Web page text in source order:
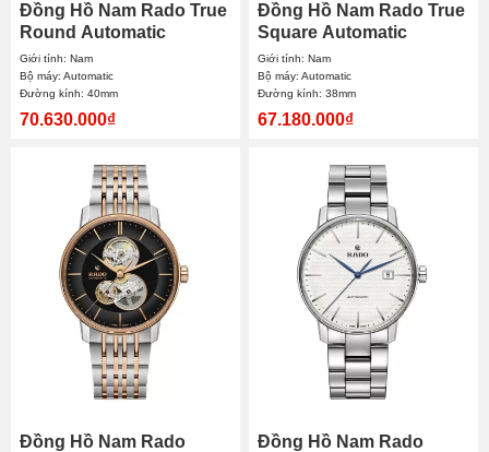
Đồng Hồ Nam Rado True
Round Automatic
R27106922 40mm
Giới tính: Nam
Bộ máy: Automatic
Đường kính: 40mm
70.630.000₫
Đồng Hồ Nam Rado True
Square Automatic
R27078172 38mm
Giới tính: Nam
Bộ máy: Automatic
Đường kính: 38mm
67.180.000₫
Đồng Hồ Nam Rado
Đồng Hồ Nam Rado